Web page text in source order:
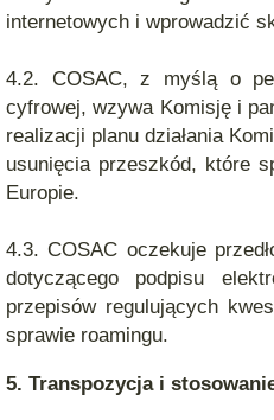
internetowych i wprowadzić
4.2. COSAC, z myślą o
cyfrowej, wzywa Komisję i
realizacji planu działania
usunięcia przeszkód, które
Europie.
4.3. COSAC oczekuje
dotyczącego podpisu
przepisów regulujących
sprawie roamingu.
5. Transpozycja i